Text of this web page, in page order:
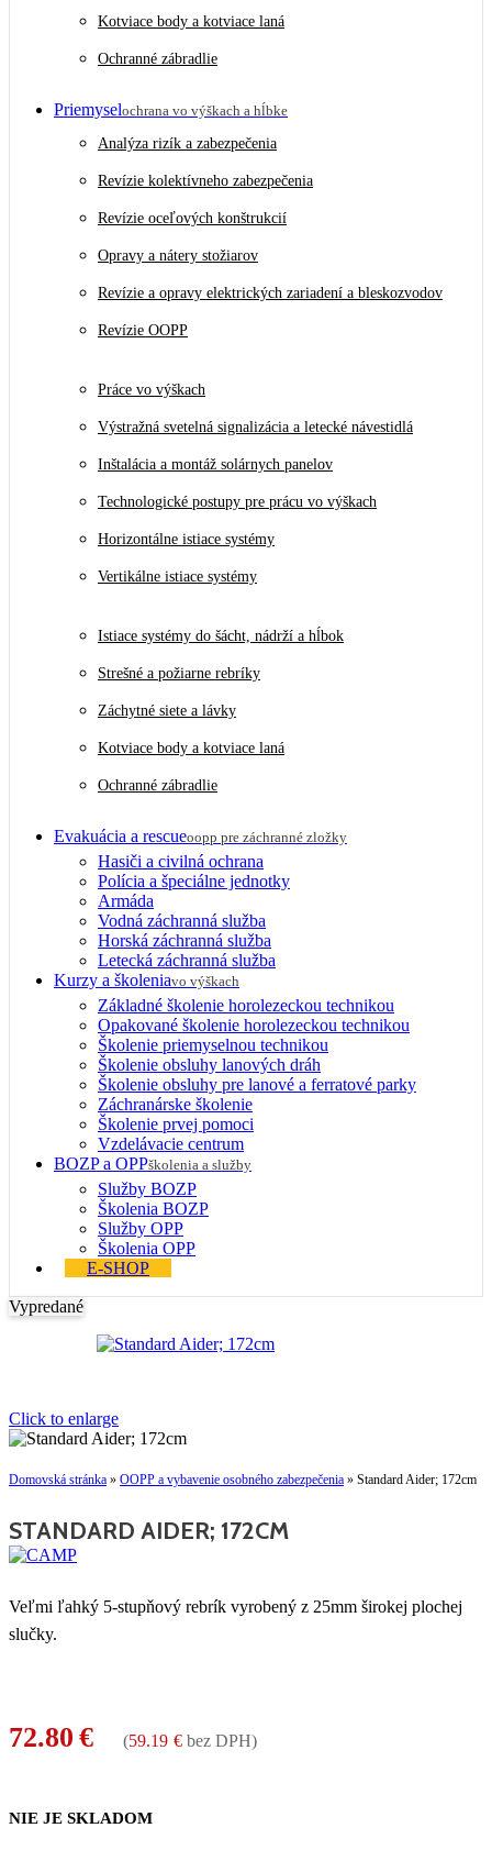
Kotviace body a kotviace laná
Ochranné zábradlie
Priemyselochrana vo výškach a hĺbke
Analýza rizík a zabezpečenia
Revízie kolektívneho zabezpečenia
Revízie oceľových konštrukcií
Opravy a nátery stožiarov
Revízie a opravy elektrických zariadení a bleskozvodov
Revízie OOPP
Práce vo výškach
Výstražná svetelná signalizácia a letecké návestidlá
Inštalácia a montáž solárnych panelov
Technologické postupy pre prácu vo výškach
Horizontálne istiace systémy
Vertikálne istiace systémy
Istiace systémy do šácht, nádrží a hĺbok
Strešné a požiarne rebríky
Záchytné siete a lávky
Kotviace body a kotviace laná
Ochranné zábradlie
Evakuácia a rescueoopp pre záchranné zložky
Hasiči a civilná ochrana
Polícia a špeciálne jednotky
Armáda
Vodná záchranná služba
Horská záchranná služba
Letecká záchranná služba
Kurzy a školeniavo výškach
Základné školenie horolezeckou technikou
Opakované školenie horolezeckou technikou
Školenie priemyselnou technikou
Školenie obsluhy lanových dráh
Školenie obsluhy pre lanové a ferratové parky
Záchranárske školenie
Školenie prvej pomoci
Vzdelávacie centrum
BOZP a OPPškolenia a služby
Služby BOZP
Školenia BOZP
Služby OPP
Školenia OPP
E-SHOP
Vypredané
Click to enlarge
Domovská stránka » OOPP a vybavenie osobného zabezpečenia » Standard Aider; 172cm
STANDARD AIDER; 172CM
Veľmi ľahký 5-stupňový rebrík vyrobený z 25mm širokej plochej
slučky.
72.80 € (59.19 € bez DPH)
NIE JE SKLADOM